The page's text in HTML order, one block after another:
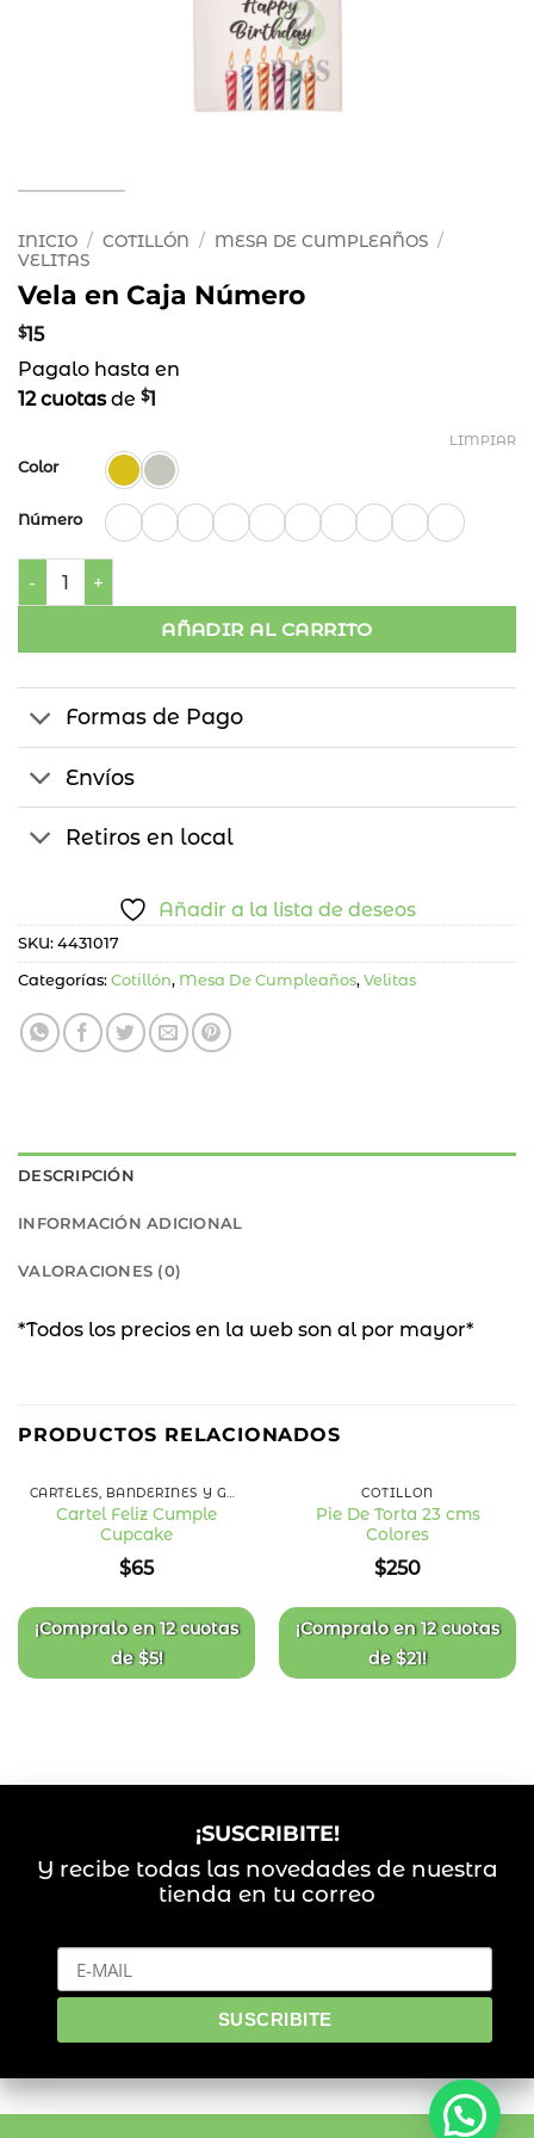
INICIO / COTILLÓN / MESA DE CUMPLEAÑOS /
VELITAS
Vela en Caja Número
$15
Pagalo hasta en
12 cuotasde $1
Color
Número
LIMPIAR
Vela en Caja Número cantidad
AÑADIR AL CARRITO
Formas de Pago
Envíos
Retiros en local
Añadir a la lista de deseos
SKU: 4431017
Categorías: Cotillón, Mesa De Cumpleaños, Velitas
DESCRIPCIÓN
INFORMACIÓN ADICIONAL
VALORACIONES (0)
*Todos los precios en la web son al por mayor*
PRODUCTOS RELACIONADOS
CARTELES, BANDERINES Y GUIRNALDAS
Cartel Feliz Cumple
Cupcake
$65
¡Compralo en12 cuotas
de$5!
COTILLÓN
Pie De Torta 23 cms
Colores
$250
¡Compralo en12 cuotas
de$21!
¡SUSCRIBITE!
Y recibe todas las novedades de nuestra
tienda en tu correo